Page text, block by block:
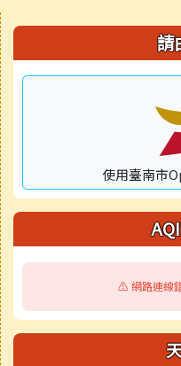
右邊區域內容 請
使用臺南市
⚠️ 網路連線